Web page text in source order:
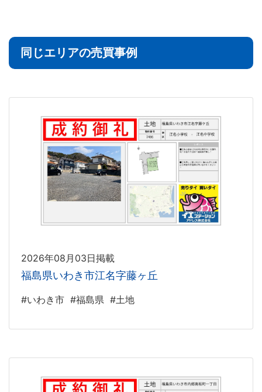
同じエリアの売買事例
2026年08月03日掲載
福島県いわき市江名字藤ヶ丘
#いわき市 #福島県 #土地